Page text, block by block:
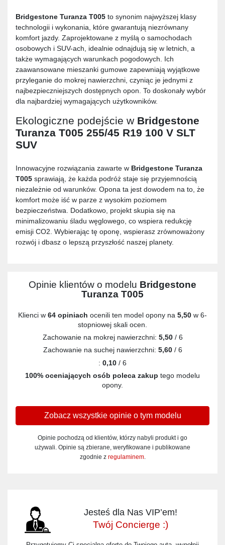
Bridgestone Turanza T005 to synonim najwyższej klasy
technologii i wykonania, które gwarantują niezrównany
komfort jazdy. Zaprojektowane z myślą o samochodach
osobowych i SUV-ach, idealnie odnajdują się w letnich, a
także wymagających warunkach pogodowych. Ich
zaawansowane mieszanki gumowe zapewniają wyjątkowe
przyleganie do mokrej nawierzchni, czyniąc je jednymi z
najbezpieczniejszych dostępnych opon. To doskonały wybór
dla najbardziej wymagających użytkowników.
Ekologiczne podejście w Bridgestone
Turanza T005 255/45 R19 100 V SLT
SUV
Innowacyjne rozwiązania zawarte w Bridgestone Turanza
T005 sprawiają, że każda podróż staje się przyjemnością
niezależnie od warunków. Opona ta jest dowodem na to, że
komfort może iść w parze z wysokim poziomem
bezpieczeństwa. Dodatkowo, projekt skupia się na
minimalizowaniu śladu węglowego, co wspiera redukcję
emisji CO2. Wybierając tę oponę, wspierasz zrównoważony
rozwój i dbasz o lepszą przyszłość naszej planety.
Opinie klientów o modelu Bridgestone
Turanza T005
Klienci w 64 opiniach ocenili ten model opony na 5,50 w 6-
stopniowej skali ocen.
Zachowanie na mokrej nawierzchni: 5,50/ 6
Zachowanie na suchej nawierzchni: 5,60/ 6
: 0,10 / 6
100% oceniających osób poleca zakup tego modelu
opony.
Zobacz wszystkie opinie o tym modelu
Opinie pochodzą od klientów, którzy nabyli produkt i go
używali. Opinie są zbierane, weryfikowane i publikowane
zgodnie z regulaminem.
Jesteś dla Nas VIP’em!
Twój Concierge :)